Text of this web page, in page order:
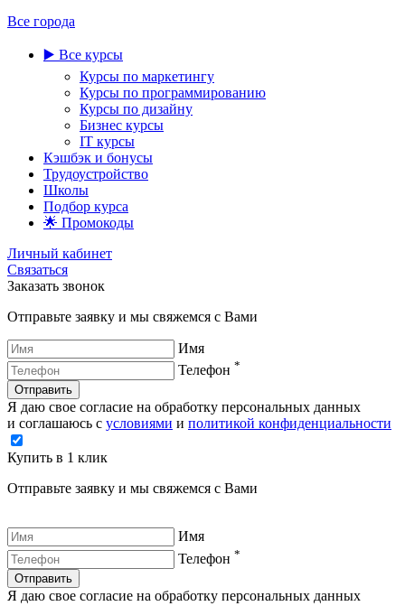
Все города
▶️ Все курсы
Курсы по маркетингу
Курсы по программированию
Курсы по дизайну
Бизнес курсы
IT курсы
Кэшбэк и бонусы
Трудоустройство
Школы
Подбор курса
🌟 Промокоды
Личный кабинет
Связаться
Заказать звонок
Отправьте заявку и мы свяжемся с Вами
Имя
Телефон *
Отправить
Я даю свое согласие на обработку персональных данных
и соглашаюсь с условиями и политикой конфиденциальности
Купить в 1 клик
Отправьте заявку и мы свяжемся с Вами
Имя
Телефон *
Отправить
Я даю свое согласие на обработку персональных данных